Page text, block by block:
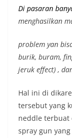
Di pasaran
menghasilkan
problem yan
burik, buram,
jeruk effect) ,
Hal ini di
tersebut yang
neddle terbuat
spray gun